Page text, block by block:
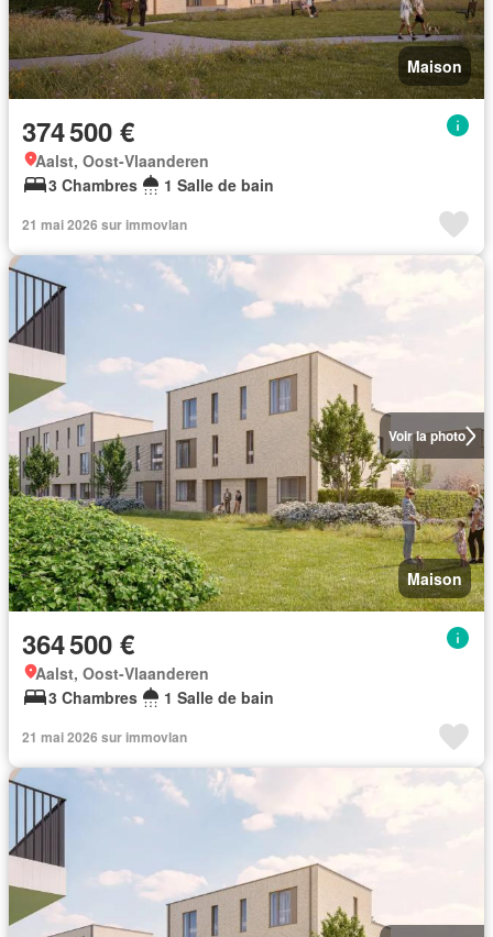
Maison
374 500 €
Aalst, Oost-Vlaanderen
3 Chambres
1 Salle de bain
21 mai 2026 sur immovlan
Voir la photo
Maison
364 500 €
Aalst, Oost-Vlaanderen
3 Chambres
1 Salle de bain
21 mai 2026 sur immovlan